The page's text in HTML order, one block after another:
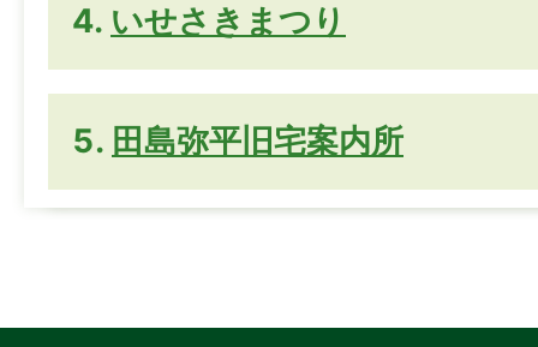
いせさきまつり
田島弥平旧宅案内所